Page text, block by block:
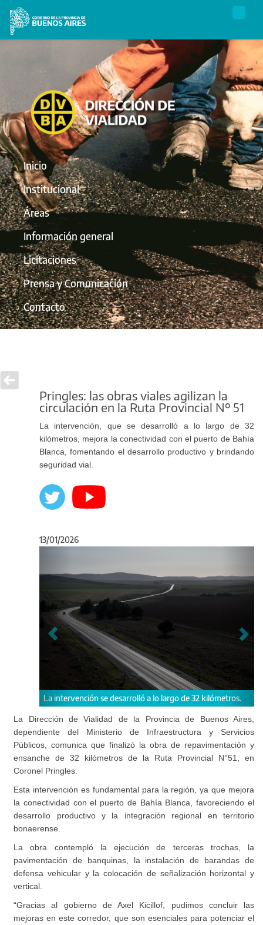
Inicio
Institucional
Áreas
Información general
Licitaciones
Prensa y Comunicación
Contacto
Pringles: las obras viales agilizan la
circulación en la Ruta Provincial Nº 51
La intervención, que se desarrolló a lo largo de 32
kilómetros, mejora la conectividad con el puerto de Bahía
Blanca, fomentando el desarrollo productivo y brindando
seguridad vial.
13/01/2026
a lo largo de 32 kilómetros.
Esta intervención es
La Dirección de Vialidad de la Provincia de Buenos Aires,
dependiente del Ministerio de Infraestructura y Servicios
Públicos, comunica que finalizó la obra de repavimentación y
ensanche de 32 kilómetros de la Ruta Provincial N°51, en
Coronel Pringles.
Esta intervención es fundamental para la región, ya que mejora
la conectividad con el puerto de Bahía Blanca, favoreciendo el
desarrollo productivo y la integración regional en territorio
bonaerense.
La obra contempló la ejecución de terceras trochas, la
pavimentación de banquinas, la instalación de barandas de
defensa vehicular y la colocación de señalización horizontal y
vertical.
“Gracias al gobierno de Axel Kicillof, pudimos concluir las
mejoras en este corredor, que son esenciales para potenciar el